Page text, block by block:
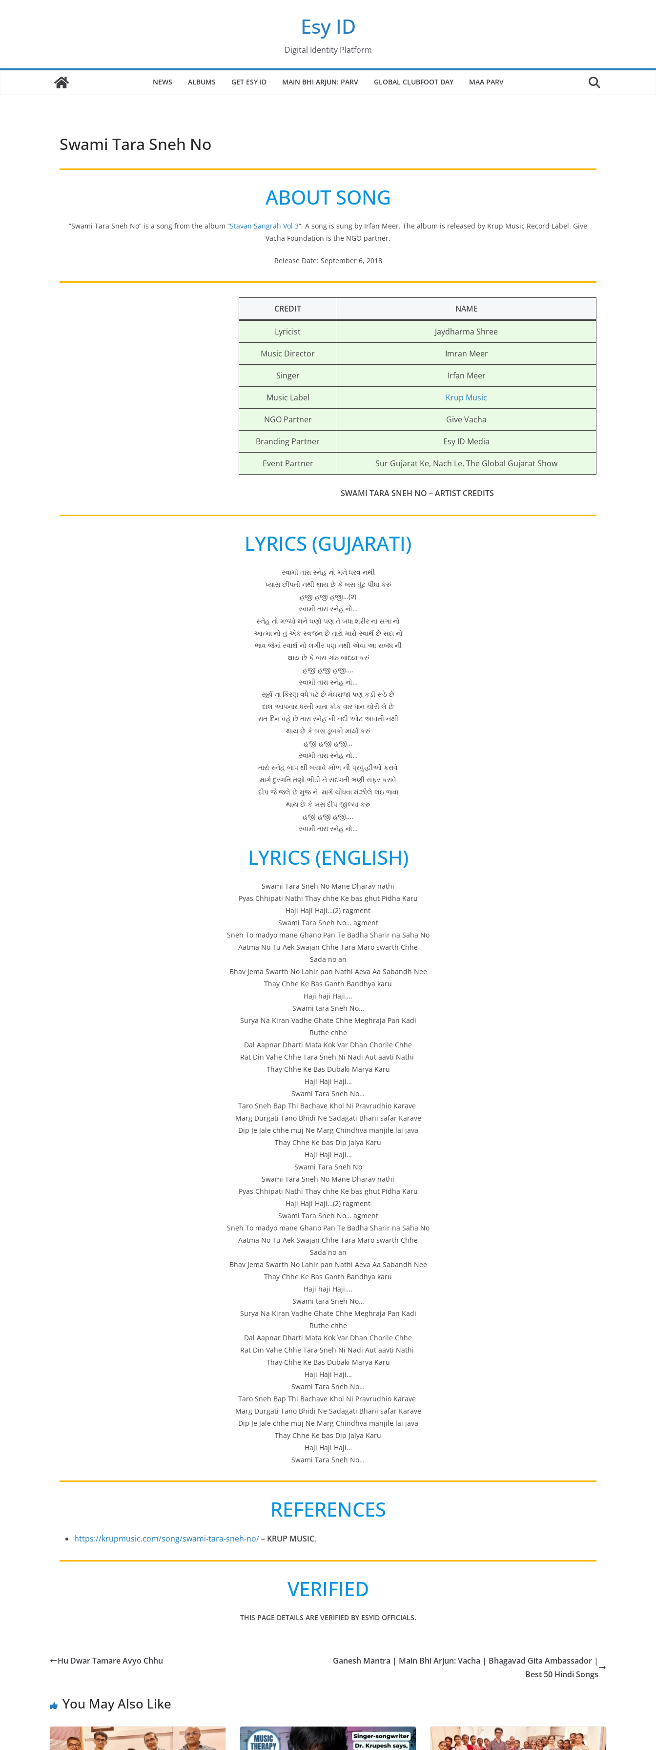
Esy ID
Digital Identity Platform
NEWS ALBUMS GET ESY ID MAIN BHI ARJUN: PARV GLOBAL CLUBFOOT DAY MAA PARV
Swami Tara Sneh No
ABOUT SONG
“Swami Tara Sneh No” is a song from the album “Stavan Sangrah Vol 3“. A song is sung by Irfan Meer. The album is released by Krup Music Record Label. Give
Vacha Foundation is the NGO partner.
Release Date: September 6, 2018
CREDIT NAME
Lyricist Jaydharma Shree
Music Director Imran Meer
Singer Irfan Meer
Music Label Krup Music
NGO Partner Give Vacha
Branding Partner Esy ID Media
Event Partner Sur Gujarat Ke, Nach Le, The Global Gujarat Show
SWAMI TARA SNEH NO – ARTIST CREDITS
LYRICS (GUJARATI)
સ્વામી તારા સ્નેહ નો મને ધરવ નથી
પ્યાસ છીપતી નથી થાય છે કે બસ ઘૂંટ પીધા કરું
હજી હજી હજી…(૨)
સ્વામી તારા સ્નેહ નો…
સ્નેહ તો મળ્યો મને ઘણો પણ તે બધા શરીર ના સગા નો
આત્મા નો તું એક સ્વજન છે તારો મારો સ્વાર્થ છે સદા નો
ભાવ જેમાં સ્વાર્થ નો લગીર પણ નથી એવા આ સબંધ ની
થાય છે કે બસ ગાંઠ બાંધ્યા કરું
હજી હજી હજી….
સ્વામી તારા સ્નેહ નો…
સૂર્ય ના કિરણ વધે ઘટે છે મેઘરાજા પણ કડી રૂઠે છે
દાલ આપનાર ધરતી માતા કોક વાર ધાન ચોરી લે છે
રાત દિન વહે છે તારા સ્નેહ ની નદી ઓટ આવતી નથી
થાય છે કે બસ ડૂબકી માર્યા કરું
હજી હજી હજી…
સ્વામી તારા સ્નેહ નો…
તારો સ્નેહ બાપ થી બચાવે ખોળ ની પ્રવુંદ્ધીઓ કરાવે
માર્ગ દુરગતિ તણો ભીડી ને સદગતી ભણી સફર કરાવે
દીપ જે જલે છે મુજ ને માર્ગ ચીંધવા મંઝીલે લઇ જવા
થાય છે કે બસ દીપ જીલ્યા કરું
હજી હજી હજી….
સ્વામી તારા સ્નેહ નો…
LYRICS (ENGLISH)
Swami Tara Sneh No Mane Dharav nathi
Pyas Chhipati Nathi Thay chhe Ke bas ghut Pidha Karu
Haji Haji Haji…(2) ragment
Swami Tara Sneh No… agment
Sneh To madyo mane Ghano Pan Te Badha Sharir na Saha No
Aatma No Tu Aek Swajan Chhe Tara Maro swarth Chhe
Sada no an
Bhav Jema Swarth No Lahir pan Nathi Aeva Aa Sabandh Nee
Thay Chhe Ke Bas Ganth Bandhya karu
Haji haji Haji….
Swami tara Sneh No…
Surya Na Kiran Vadhe Ghate Chhe Meghraja Pan Kadi
Ruthe chhe
Dal Aapnar Dharti Mata Kok Var Dhan Chorile Chhe
Rat Din Vahe Chhe Tara Sneh Ni Nadi Aut aavti Nathi
Thay Chhe Ke Bas Dubaki Marya Karu
Haji Haji Haji…
Swami Tara Sneh No…
Taro Sneh Bap Thi Bachave Khol Ni Pravrudhio Karave
Marg Durgati Tano Bhidi Ne Sadagati Bhani safar Karave
Dip Je Jale chhe muj Ne Marg Chindhva manjile lai java
Thay Chhe Ke bas Dip Jalya Karu
Haji Haji Haji…
Swami Tara Sneh No
Swami Tara Sneh No Mane Dharav nathi
Pyas Chhipati Nathi Thay chhe Ke bas ghut Pidha Karu
Haji Haji Haji…(2) ragment
Swami Tara Sneh No… agment
Sneh To madyo mane Ghano Pan Te Badha Sharir na Saha No
Aatma No Tu Aek Swajan Chhe Tara Maro swarth Chhe
Sada no an
Bhav Jema Swarth No Lahir pan Nathi Aeva Aa Sabandh Nee
Thay Chhe Ke Bas Ganth Bandhya karu
Haji haji Haji….
Swami tara Sneh No…
Surya Na Kiran Vadhe Ghate Chhe Meghraja Pan Kadi
Ruthe chhe
Dal Aapnar Dharti Mata Kok Var Dhan Chorile Chhe
Rat Din Vahe Chhe Tara Sneh Ni Nadi Aut aavti Nathi
Thay Chhe Ke Bas Dubaki Marya Karu
Haji Haji Haji…
Swami Tara Sneh No…
Taro Sneh Bap Thi Bachave Khol Ni Pravrudhio Karave
Marg Durgati Tano Bhidi Ne Sadagati Bhani safar Karave
Dip Je Jale chhe muj Ne Marg Chindhva manjile lai java
Thay Chhe Ke bas Dip Jalya Karu
Haji Haji Haji…
Swami Tara Sneh No…
REFERENCES
https://krupmusic.com/song/swami-tara-sneh-no/– KRUP MUSIC.
VERIFIED
THIS PAGE DETAILS ARE VERIFIED BY ESYID OFFICIALS.
Hu Dwar Tamare Avyo Chhu
Ganesh Mantra | Main Bhi Arjun: Vacha | Bhagavad Gita Ambassador |
Best 50 Hindi Songs
You May Also Like